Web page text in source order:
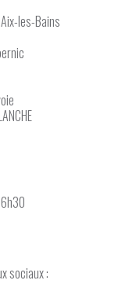
les-Bains
sociaux :